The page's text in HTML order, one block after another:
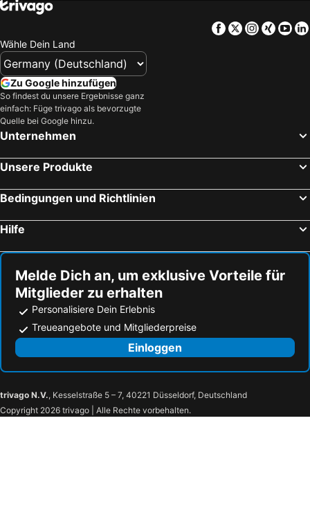
Facebook
TwitterXing
Wähle Dein Land
Zu Google hinzufügen
So findest du unsere Ergebnisse ganz
einfach: Füge trivago als bevorzugte
Quelle bei Google hinzu.
Unternehmen
Unsere Produkte
Bedingungen und Richtlinien
Hilfe
Melde Dich an, um exklusive Vorteile für
Mitglieder zu erhalten
Personalisiere Dein Erlebnis
Treueangebote und Mitgliederpreise
Einloggen
trivago N.V., Kesselstraße 5 – 7, 40221 Düsseldorf, Deutschland
Copyright 2026 trivago | Alle Rechte vorbehalten.